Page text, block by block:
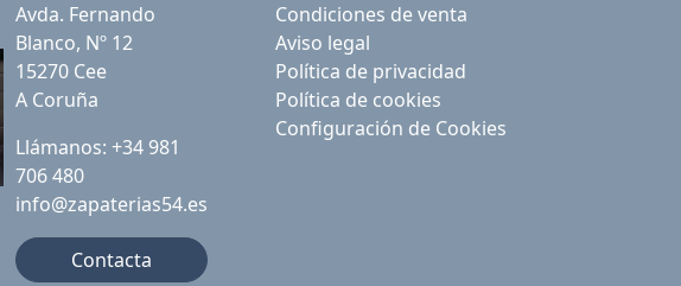
Avda. Fernando
Blanco, Nº 12
15270 Cee
A Coruña
Llámanos: +34 981
706 480
info@zapaterias54.es
Contacta
Condiciones de venta
Aviso legal
Política de privacidad
Política de cookies
Configuración de Cookies